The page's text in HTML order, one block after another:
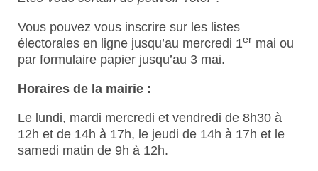
Vous pouvez vous inscrire sur les listes
électorales en ligne jusqu’au mercredi 1er mai ou
par formulaire papier jusqu’au 3 mai.
Horaires de la mairie :
Le lundi, mardi mercredi et vendredi de 8h30 à
12h et de 14h à 17h, le jeudi de 14h à 17h et le
samedi matin de 9h à 12h.